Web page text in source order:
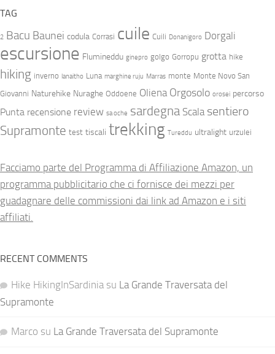
TAG
2 Bacu Baunei codula Corrasi cuile Cuili Donanigoro Dorgali
escursione Flumineddu ginepro golgo Gorropu grotta hike
hiking inverno lanaitho Luna marghine ruju Marras monte Monte Novo San
Giovanni Naturehike Nuraghe Oddoene Oliena Orgosolo orosei percorso
Punta recensione review sa oche sardegna Scala sentiero
Supramonte test tiscali trekking Tureddu ultralight urzulei
Facciamo parte del Programma di Affiliazione Amazon, un
programma pubblicitario che ci fornisce dei mezzi per
guadagnare delle commissioni dai link ad Amazon e i siti
affiliati.
RECENT COMMENTS
Hike HikingInSardinia su La Grande Traversata del
Supramonte
Marco su La Grande Traversata del Supramonte